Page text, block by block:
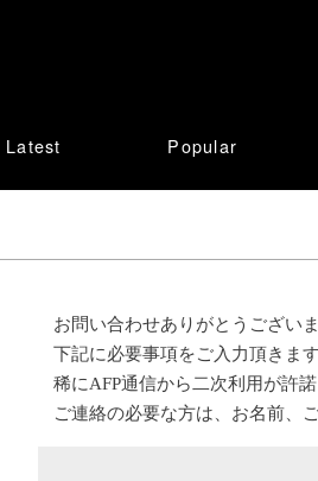
Latest Popular
お問い合わせありがとうございま
下記に必要事項をご入力頂きま
稀にAFP通信から二次利用が許
ご連絡の必要な方は、お名前、